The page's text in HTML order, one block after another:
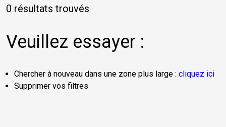
0 résultats trouvés
Veuillez essayer :
Chercher à nouveau dans une zone plus large : cliquez ici
Supprimer vos filtres